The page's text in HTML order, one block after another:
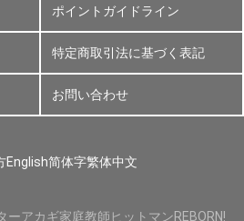
ポイントガイドライン
特定商取引法に基づく表記
お問い合わせ
English简体字繁体中文
ーアカギ家庭教師ヒットマンREBORN!